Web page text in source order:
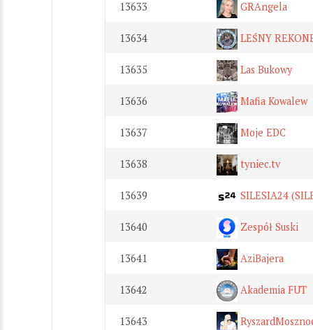
13633 GRAngela
13634 LEŚNY
13635 Las Bukowy
13636 Mafia Kowalew
13637 Moje EDC
13638 tyniec.tv
13639 SILESIA24
13640 Zespół Suski
13641 AziBajera
13642 Akademia FUT
13643